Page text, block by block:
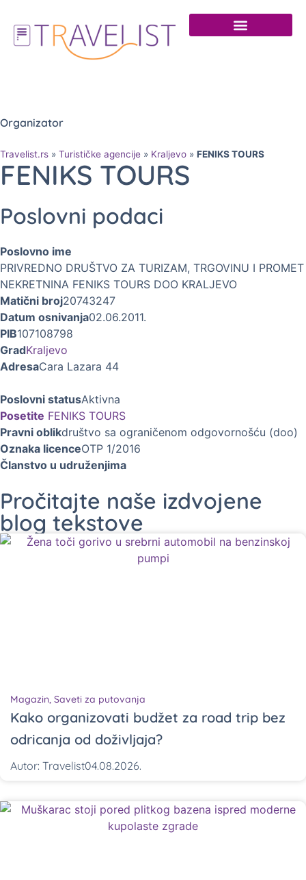
Organizator
Travelist.rs » Turističke agencije » Kraljevo » FENIKS TOURS
FENIKS TOURS
Poslovni podaci
Poslovno ime
PRIVREDNO DRUŠTVO ZA TURIZAM, TRGOVINU I PROMET
NEKRETNINA FENIKS TOURS DOO KRALJEVO
Matični broj20743247
Datum osnivanja02.06.2011.
PIB107108798
GradKraljevo
AdresaCara Lazara 44
Poslovni statusAktivna
Posetite FENIKS TOURS
Pravni oblikdruštvo sa ograničenom odgovornošću (doo)
Oznaka licenceOTP 1/2016
Članstvo u udruženjima
Pročitajte naše izdvojene
blog tekstove
Magazin, Saveti za putovanja
Kako organizovati budžet za road trip bez
odricanja od doživljaja?
Autor: Travelist04.08.2026.